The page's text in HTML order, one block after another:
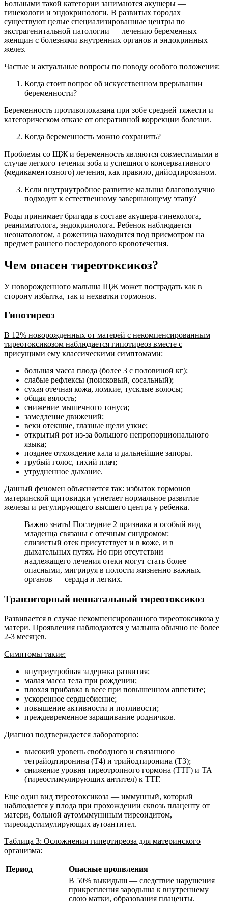
Больными такой категории занимаются акушеры —
гинекологи и эндокринологи. В развитых городах
существуют целые специализированные центры по
экстрагенитальной патологии — лечению беременных
женщин с болезнями внутренних органов и эндокринных
желез.
Частые и актуальные вопросы по поводу особого положения:
Когда стоит вопрос об искусственном прерывании
беременности?
Беременность противопоказана при зобе средней тяжести и
категорическом отказе от оперативной коррекции болезни.
Когда беременность можно сохранить?
Проблемы со ЩЖ и беременность являются совместимыми в
случае легкого течения зоба и успешного консервативного
(медикаментозного) лечения, как правило, дийодтирозином.
Если внутриутробное развитие малыша благополучно
подходит к естественному завершающему этапу?
Роды принимает бригада в составе акушера-гинеколога,
реаниматолога, эндокринолога. Ребенок наблюдается
неонатологом, а роженица находится под присмотром на
предмет раннего послеродового кровотечения.
Чем опасен тиреотоксикоз?
У новорожденного малыша ЩЖ может пострадать как в
сторону избытка, так и нехватки гормонов.
Гипотиреоз
В 12% новорожденных от матерей с некомпенсированным
тиреотоксикозом наблюдается гипотиреоз вместе с
присущими ему классическими симптомами:
большая масса плода (более 3 с половиной кг);
слабые рефлексы (поисковый, сосальный);
сухая отечная кожа, ломкие, тусклые волосы;
общая вялость;
снижение мышечного тонуса;
замедление движений;
веки отекшие, глазные щели узкие;
открытый рот из-за большого непропорционального
языка;
позднее отхождение кала и дальнейшие запоры.
грубый голос, тихий плач;
утрудненное дыхание.
Данный феномен объясняется так: избыток гормонов
материнской щитовидки угнетает нормальное развитие
железы и регулирующего высшего центра у ребенка.
Важно знать! Последние 2 признака и особый вид
младенца связаны с отечным синдромом:
слизистый отек присутствует и в коже, и в
дыхательных путях. Но при отсутствии
надлежащего лечения отеки могут стать более
опасными, мигрируя в полости жизненно важных
органов — сердца и легких.
Транзиторный неонатальный тиреотоксикоз
Развивается в случае некомпенсированного тиреотоксикоза у
матери. Проявления наблюдаются у малыша обычно не более
2-3 месяцев.
Симптомы такие:
внутриутробная задержка развития;
малая масса тела при рождении;
плохая прибавка в весе при повышенном аппетите;
ускоренное сердцебиение;
повышение активности и потливости;
преждевременное заращивание родничков.
Диагноз подтверждается лабораторно:
высокий уровень свободного и связанного
тетрайодтиронина (Т4) и трийодтиронина (Т3);
снижение уровня тиреотропного гормона (ТТГ) и ТА
(тиреостимулирующих антител) к ТТГ.
Еще один вид тиреотоксикоза — иммунный, который
наблюдается у плода при прохождении сквозь плаценту от
матери, больной аутомммуннным тиреоидитом,
тиреоидстимулирующих аутоантител.
Таблица 3: Осложнения гипертиреоза для материнского
организма:
Период Опасные проявления
В 50% выкидыш — следствие нарушения
прикрепления зародыша к внутреннему
слою матки, образования плаценты.